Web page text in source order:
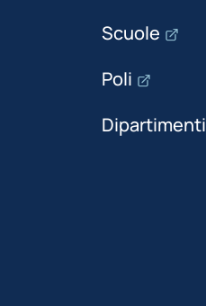
Scuole
Poli
Dipartimenti